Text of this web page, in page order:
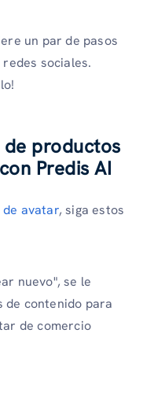
un par de pasos
sociales.
productos
Predis AI
de avatar, siga estos
nuevo", se le
contenido para
de comercio